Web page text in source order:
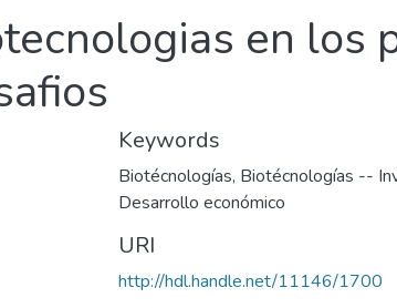
en los
Keywords
Biotécnologías, Biotécnologías --
Desarrollo económico
URI
http://hdl.handle.net/11146/1700